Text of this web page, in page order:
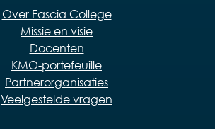
Over Fascia College
Missie en visie
Docenten
KMO-portefeuille
Partnerorganisaties
Veelgestelde vragen